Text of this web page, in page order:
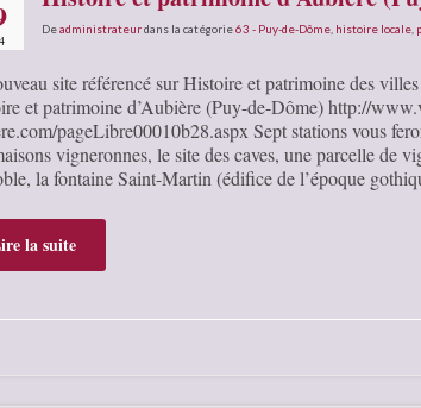
Deadministrateurdans la catégorie63 - Puy-de-Dôme histoire locale
site référencé sur Histoire et patrimoine des
et patrimoine d’Aubière (Puy-de-Dôme) http://
pageLibre00010b28.aspx Sept stations vous
vigneronnes, le site des caves, une parcelle de
la fontaine Saint-Martin (édifice de l’époque
la suite